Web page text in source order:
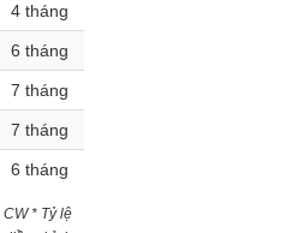
4 tháng
6 tháng
7 tháng
7 tháng
6 tháng
* Tỷ lệ